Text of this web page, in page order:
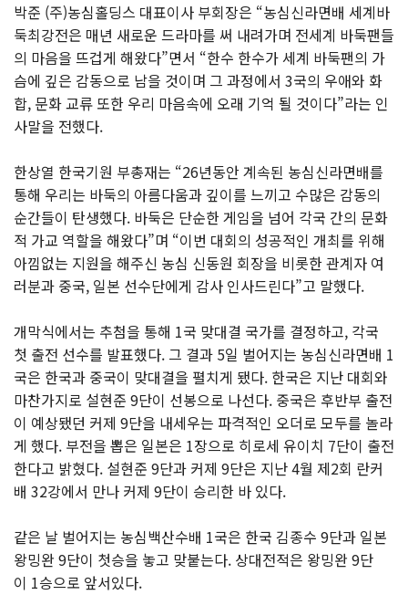
박준 (주)농심홀딩스 대표이사 부회장은 “농심신라면배 세계바
둑최강전은 매년 새로운 드라마를 써 내려가며 전세계 바둑팬들
의 마음을 뜨겁게 해왔다”면서 “한수 한수가 세계 바둑팬의 가
슴에 깊은 감동으로 남을 것이며 그 과정에서 3국의 우애와 화
합, 문화 교류 또한 우리 마음속에 오래 기억 될 것이다”라는 인
사말을 전했다.
한상열 한국기원 부총재는 “26년동안 계속된 농심신라면배를
통해 우리는 바둑의 아름다움과 깊이를 느끼고 수많은 감동의
순간들이 탄생했다. 바둑은 단순한 게임을 넘어 각국 간의 문화
적 가교 역할을 해왔다”며 “이번 대회의 성공적인 개최를 위해
아낌없는 지원을 해주신 농심 신동원 회장을 비롯한 관계자 여
러분과 중국, 일본 선수단에게 감사 인사드린다”고 말했다.
개막식에서는 추첨을 통해 1국 맞대결 국가를 결정하고, 각국
첫 출전 선수를 발표했다. 그 결과 5일 벌어지는 농심신라면배 1
국은 한국과 중국이 맞대결을 펼치게 됐다. 한국은 지난 대회와
마찬가지로 설현준 9단이 선봉으로 나선다. 중국은 후반부 출전
이 예상됐던 커제 9단을 내세우는 파격적인 오더로 모두를 놀라
게 했다. 부전을 뽑은 일본은 1장으로 히로세 유이치 7단이 출전
한다고 밝혔다. 설현준 9단과 커제 9단은 지난 4월 제2회 란커
배 32강에서 만나 커제 9단이 승리한 바 있다.
같은 날 벌어지는 농심백산수배 1국은 한국 김종수 9단과 일본
왕밍완 9단이 첫승을 놓고 맞붙는다. 상대전적은 왕밍완 9단
이 1승으로 앞서있다.